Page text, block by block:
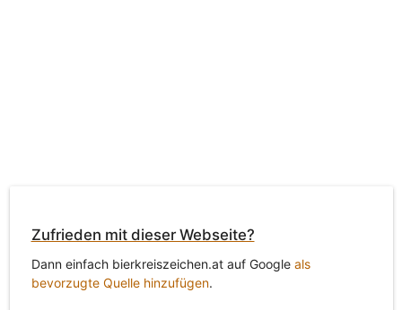
Zufrieden mit dieser Webseite?
Dann einfach bierkreiszeichen.at auf Google als
bevorzugte Quelle hinzufügen.